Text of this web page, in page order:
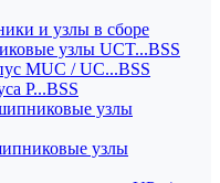
и узлы в сборе
узлы UCT...BSS
MUC / UC...BSS
P...BSS
узлы
узлы